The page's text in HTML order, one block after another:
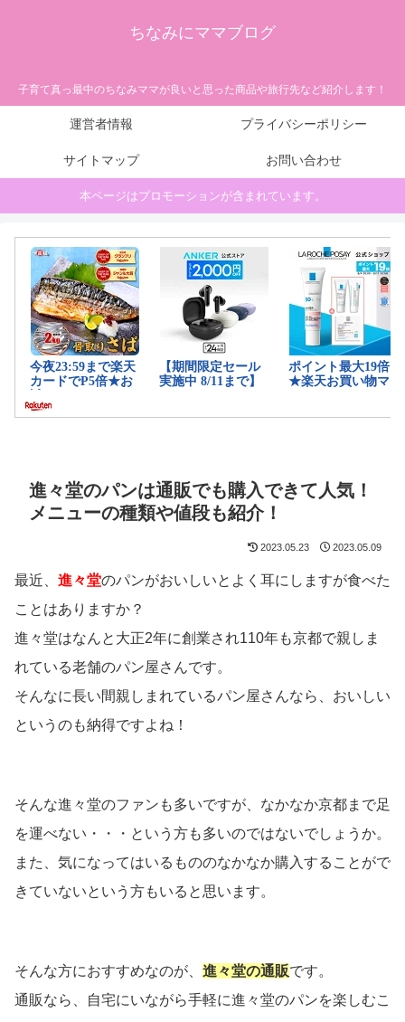
ちなみにママブログ
子育て真っ最中のちなみママが良いと思った商品や旅行先など紹介します！
運営者情報 プライバシーポリシー
サイトマップ お問い合わせ
本ページはプロモーションが含まれています。
進々堂のパンは通販でも購入できて人気！
メニューの種類や値段も紹介！
2023.05.23 2023.05.09
最近、 進々堂のパンがおいしいとよく耳にしますが食べた
ことはありますか？
進々堂はなんと大正2年に創業され110年も京都で親しま
れている老舗のパン屋さんです。
そんなに長い間親しまれているパン屋さんなら、おいしい
というのも納得ですよね！
そんな進々堂のファンも多いですが、なかなか京都まで足
を運べない・・・という方も多いのではないでしょうか。
また、気になってはいるもののなかなか購入することがで
きていないという方もいると思います。
そんな方におすすめなのが、 進々堂の通販です。
通販なら、自宅にいながら手軽に進々堂のパンを楽しむこ